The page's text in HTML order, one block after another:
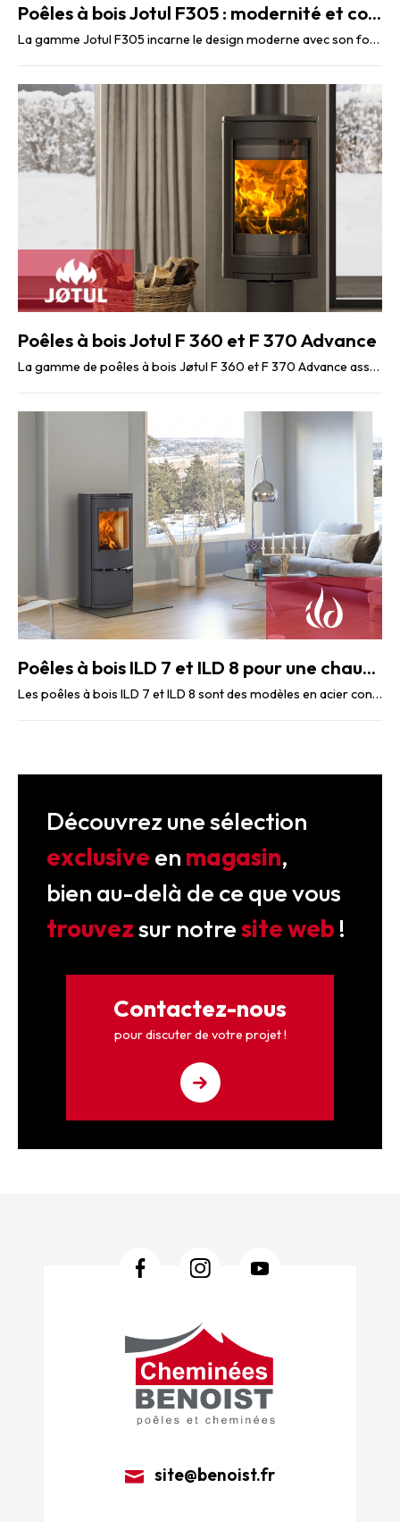
Poêles à bois Jotul F305 : modernité et confort
La gamme Jotul F305 incarne le design moderne avec son format horizontal unique, pouvant ...
Poêles à bois Jotul F 360 et F 370 Advance
La gamme de poêles à bois Jøtul F 360 et F 370 Advance associe design contemporain et ...
Poêles à bois ILD 7 et ILD 8 pour une chauffe optimale
Les poêles à bois ILD 7 et ILD 8 sont des modèles en acier conçus pour offrir une chaleur ...
Découvrez une sélection
exclusive en magasin,
bien au-delà de ce que vous
trouvezsur notresite web !
Contactez-nous
pour discuter de votre projet !
site@benoist.fr